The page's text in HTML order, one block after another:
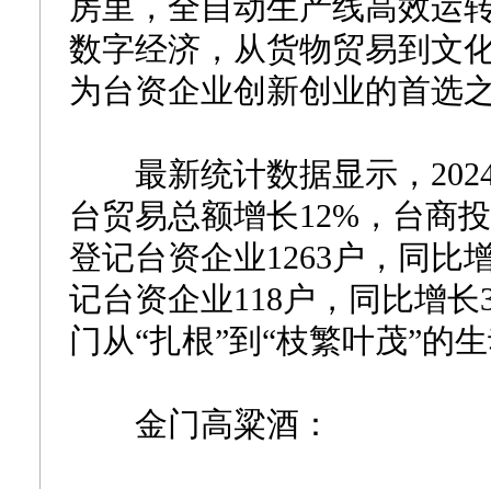
房里，全自动生产线高效
数字经济，从货物贸易到文
为台资企业创新创业的首选
最新统计数据显示，2024
台贸易总额增长12%，台商
登记台资企业1263户，同比
记台资企业118户，同比增
门从“扎根”到“枝繁叶茂”的
金门高粱酒：